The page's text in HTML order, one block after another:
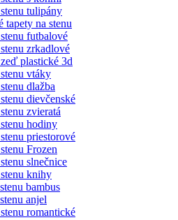
tulipány
tapety na stenu
futbalové
zrkadlové
plastické 3d
vtáky
dlažba
dievčenské
zvieratá
hodiny
priestorové
Frozen
slnečnice
knihy
bambus
anjel
romantické